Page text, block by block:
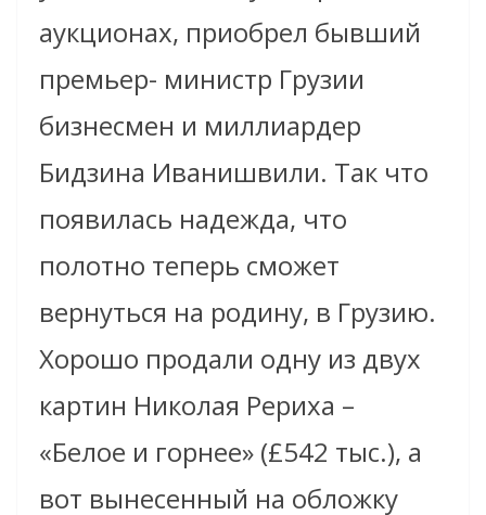
аукционах, приобрел бывший
премьер- министр Грузии
бизнесмен и миллиардер
Бидзина Иванишвили. Так что
появилась надежда, что
полотно теперь сможет
вернуться на родину, в Грузию.
Хорошо продали одну из двух
картин Николая Рериха –
«Белое и горнее» (£542 тыс.), а
вот вынесенный на обложку